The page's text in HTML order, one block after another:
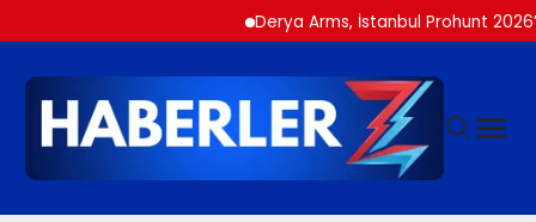
Derya Arms, İstanbul Prohunt